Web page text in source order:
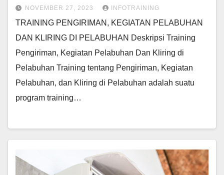
NOVEMBER 27, 2023 INFOTRAINING
TRAINING PENGIRIMAN, KEGIATAN PELABUHAN
DAN KLIRING DI PELABUHAN Deskripsi Training
Pengiriman, Kegiatan Pelabuhan Dan Kliring di
Pelabuhan Training tentang Pengiriman, Kegiatan
Pelabuhan, dan Kliring di Pelabuhan adalah suatu
program training…